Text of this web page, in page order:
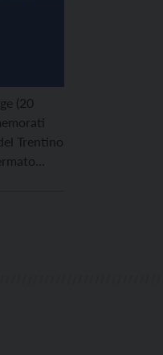
(20
Trentino